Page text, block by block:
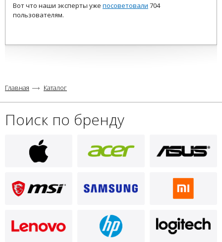
Вот что наши эксперты уже посоветовали 704
пользователям.
Главная Каталог
Поиск по бренду